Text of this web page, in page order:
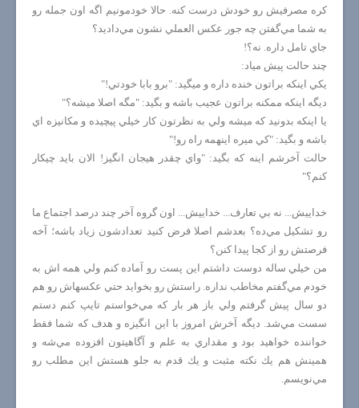
كره مصرفيش رو خودش درست كنه. حالا خودمونيم اگه اون جمله رو
به شما مي‌گفتن چه جور عكس العملي نشون مي‌داديد؟
جاي تامل داره. نه؟!
چند حالت پيش مياد:
يكي اينكه براتون خنده داره و ميگيد: "برو بابا خودتي!"
ديگه اينكه ممكنه براتون عجيب باشه و بگيد: "مگه اصلا ميشه؟"
يا اينكه بدونيد كه ميشه ولي به نظرتون كار خيلي پيچيده و مكانيزه اي
باشه و بگيد: "كي ميره اينهمه راه رو!"
حالت آخرشم اينه كه بگيد: "واي چقدر هيجان انگيز! الان بايد چيكار
كنم؟"
خداييش... نه بي تعارف... خداييش... اون گروه آخر چند درصد اجتماع ما
رو تشكيل مي‌ده؟ بعدشم اصلا فرض كنيد تعدادشون زياد باشه؛ آخه
فرصتش رو از كجا پيدا كنن؟
من خيلي ساله دوست داشتم اين پست رو آماده كنم ولي همه اش به
خودم مي‌گفتم مخاطب نداره. راستش رو بخوايد حتي عكسهاش رو هم
دو سال پيش گرفتم ولي باز هر بار كه مي‌خواستم تايپ كنم دستم
سست مي‌شد. ديگه آخرش امروز با اين انگيزه و هدف كه شما فقط
خواننده خواهيد بود و مقداري به علم و آگاهيتون افزوده مي‌شه و
همينش هم يك نكته مثبت و يك قدم به جلو هستش اين مطلب رو
مي‌نويسم.